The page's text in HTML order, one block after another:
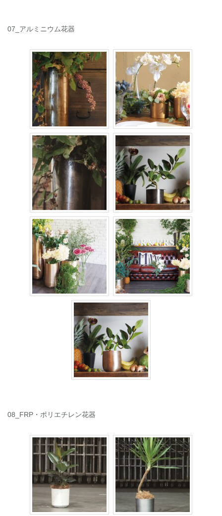
07_アルミニウム花器
08_FRP・ポリエチレン花器